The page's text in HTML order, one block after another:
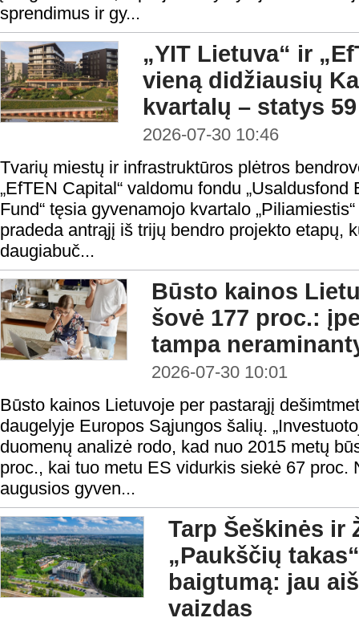
sprendimus ir gy...
„YIT Lietuva“ ir
vieną didžiausių
kvartalų – statys
2026-07-30 10:46
Tvarių miestų ir infrastruktūros plėtros
„EfTEN Capital“ valdomu fondu
Fund“ tęsia gyvenamojo kvartalo
pradeda antrąjį iš trijų bendro projekto etapų,
daugiabuč...
Būsto kainos
šovė 177 proc.:
tampa
2026-07-30 10:01
Būsto kainos Lietuvoje per pastarąjį
daugelyje Europos Sąjungos šalių.
duomenų analizė rodo, kad nuo 2015 metų
proc., kai tuo metu ES vidurkis siekė 67 proc.
augusios gyven...
Tarp Šeškinės ir
„Paukščių
baigtumą: jau
vaizdas